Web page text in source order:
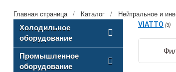
Главная страница / Каталог / Нейтральное и
Холодильное
оборудование
Промышленное
оборудование
VIATTO (3)